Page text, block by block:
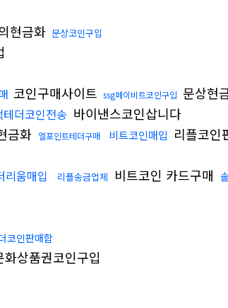
현금화 문상코인구입
코인구매사이트 ssg페이비트코인구입 문상현
테더코인전송 바이낸스코인삽니다
금화 엘포인트테더구매 비트코인매입 리플코인
리움매입 리플송금업체 비트코인 카드구매
코인판매함
화상품권코인구입